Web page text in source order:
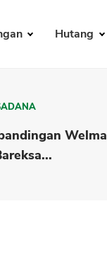
Hutang
Welma